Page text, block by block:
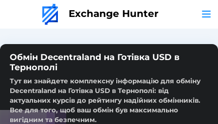
Exchange Hunter
Обмін Decentraland на Готівка USD в
Тернополі
Тут ви знайдете комплексну інформацію для обміну
Decentraland на Готівка USD в Тернополі: від
актуальних курсів до рейтингу надійних обмінників.
Все для того, щоб ваш обмін був максимально
вигідним та безпечним.